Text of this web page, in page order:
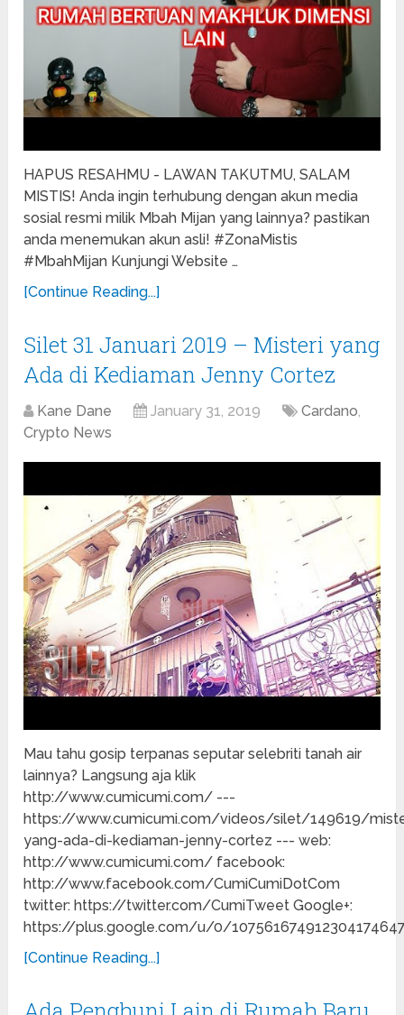
HAPUS RESAHMU - LAWAN TAKUTMU, SALAM
MISTIS! Anda ingin terhubung dengan akun media
sosial resmi milik Mbah Mijan yang lainnya? pastikan
anda menemukan akun asli! #ZonaMistis
#MbahMijan Kunjungi Website …
[Continue Reading...]
Silet 31 Januari 2019 – Misteri yang
Ada di Kediaman Jenny Cortez
Kane Dane January 31, 2019 Cardano,
Crypto News
Mau tahu gosip terpanas seputar selebriti tanah air
lainnya? Langsung aja klik
http://www.cumicumi.com/ ---
https://www.cumicumi.com/videos/silet/149619/
yang-ada-di-kediaman-jenny-cortez --- web:
http://www.cumicumi.com/ facebook:
http://www.facebook.com/CumiCumiDotCom
twitter: https://twitter.com/CumiTweet Google+:
https://plus.google.com/u/0/
[Continue Reading...]